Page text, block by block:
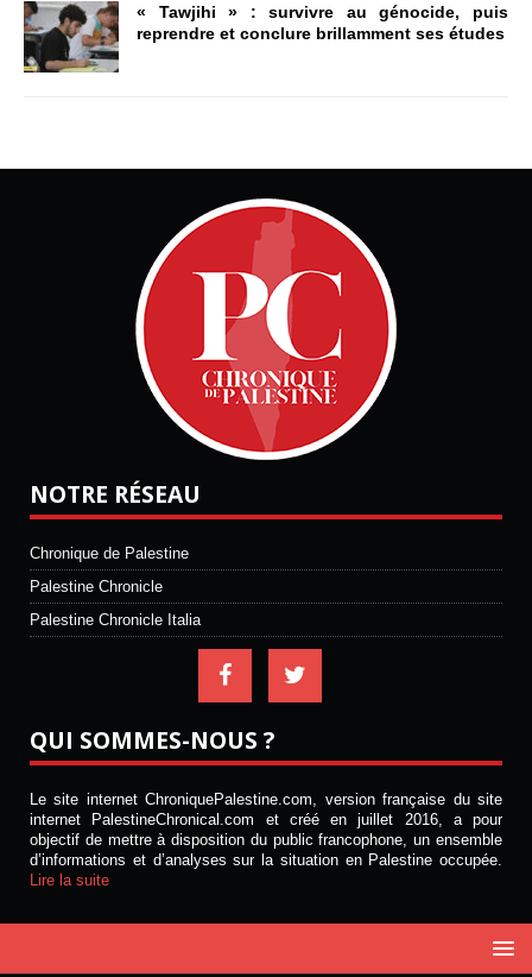
« Tawjihi » : survivre au génocide, puis
reprendre et conclure brillamment ses études
NOTRE RÉSEAU
Chronique de Palestine
Palestine Chronicle
Palestine Chronicle Italia
QUI SOMMES-NOUS ?
Le site internet ChroniquePalestine.com, version française du site
internet PalestineChronical.com et créé en juillet 2016, a pour
objectif de mettre à disposition du public francophone, un ensemble
d’informations et d’analyses sur la situation en Palestine occupée.
Lire la suite